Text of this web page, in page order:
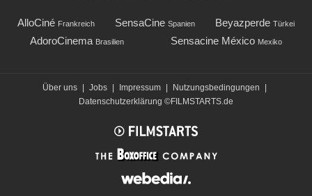
AlloCiné Frankreich SensaCine Spanien Beyazperde Türkei
AdoroCinema Brasilien Sensacine México Mexiko
Über uns Jobs Impressum Nutzungsbedingungen
Datenschutzerklärung ©FILMSTARTS.de